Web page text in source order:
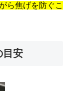
ら焦げを防ぐこ
目安